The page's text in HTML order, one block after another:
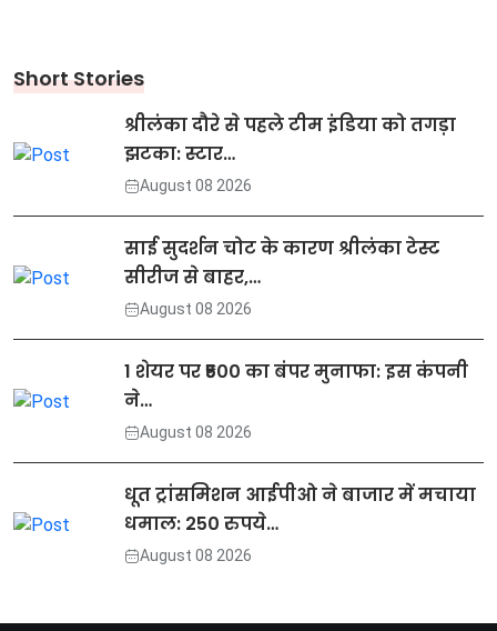
Short Stories
श्रीलंका दौरे से पहले टीम इंडिया को तगड़ा
झटका: स्टार…
August 08 2026
साई सुदर्शन चोट के कारण श्रीलंका टेस्ट
सीरीज से बाहर,…
August 08 2026
1 शेयर पर ₹500 का बंपर मुनाफा: इस कंपनी
ने…
August 08 2026
धूत ट्रांसमिशन आईपीओ ने बाजार में मचाया
धमाल: 250 रुपये…
August 08 2026